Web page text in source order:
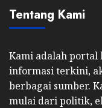
Tentang Kami
Kami adalah
informasi terkini,
berbagai sumber.
mulai dari politik,